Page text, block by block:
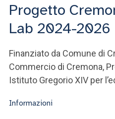
Progetto
Lab 2024-2026
Finanziato da Comune di
Commercio di Cremona,
Istituto Gregorio XIV per
Informazioni